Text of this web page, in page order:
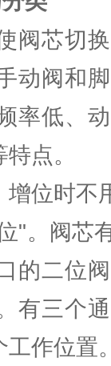
阀芯切
动阀和
率低、
点。
增位时不
"。阀芯
的二位
有三个
工作位置